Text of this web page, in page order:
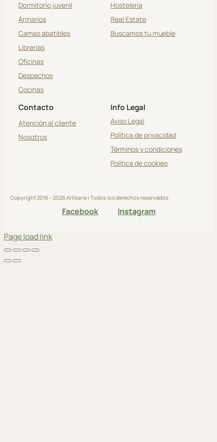
Dormitorio juvenil
Armarios
Camas abatibles
Librerías
Oficinas
Despachos
Cocinas
Hostelería
Real Estate
Buscamos tu mueble
Contacto
Atención al cliente
Nosotros
Info Legal
Aviso Legal
Política de privacidad
Términos y condiciones
Politica de cookies
Copyright 2016 - 2026 Artikane | Todos los derechos reservados
Facebook Instagram
Page load link